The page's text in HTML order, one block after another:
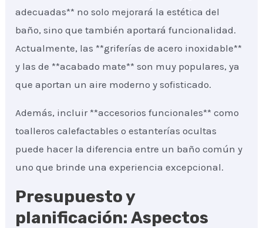
adecuadas** no solo mejorará la estética del
baño, sino que también aportará funcionalidad.
Actualmente, las **griferías de acero inoxidable**
y las de **acabado mate** son muy populares, ya
que aportan un aire moderno y sofisticado.
Además, incluir **accesorios funcionales** como
toalleros calefactables o estanterías ocultas
puede hacer la diferencia entre un baño común y
uno que brinde una experiencia excepcional.
Presupuesto y
planificación: Aspectos